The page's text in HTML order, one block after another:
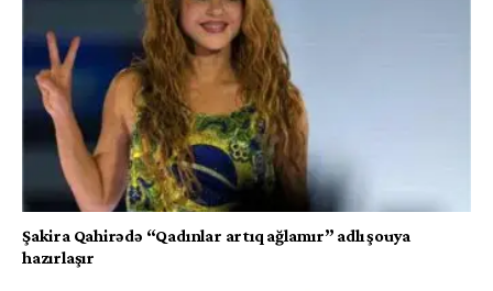
Şakira Qahirədə “Qadınlar artıq ağlamır” adlı şouya
hazırlaşır